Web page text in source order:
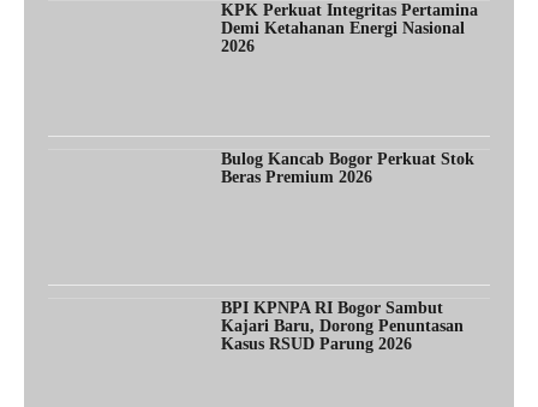
KPK Perkuat Integritas Pertamina
Demi Ketahanan Energi Nasional
2026
Bulog Kancab Bogor Perkuat Stok
Beras Premium 2026
BPI KPNPA RI Bogor Sambut
Kajari Baru, Dorong Penuntasan
Kasus RSUD Parung 2026